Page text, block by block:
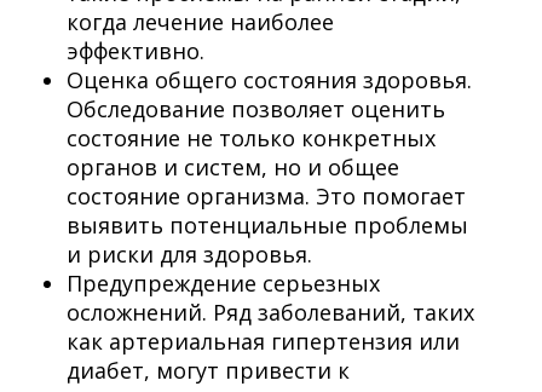
когда лечение наиболее
эффективно.
Оценка общего состояния здоровья.
Обследование позволяет оценить
состояние не только конкретных
органов и систем, но и общее
состояние организма. Это помогает
выявить потенциальные проблемы
и риски для здоровья.
Предупреждение серьезных
осложнений. Ряд заболеваний, таких
как артериальная гипертензия или
диабет, могут привести к